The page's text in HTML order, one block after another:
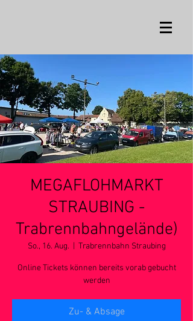
MEGAFLOHMARKT
STRAUBING -
Trabrennbahngelände)
So., 16. Aug. Trabrennbahn Straubing
Online Tickets können bereits vorab gebucht
werden
Zu- & Absage